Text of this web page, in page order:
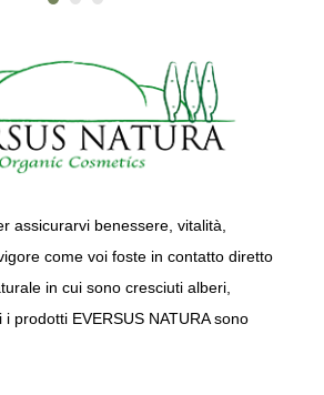
assicurarvi benessere, vitalità,
come voi foste in contatto diretto
in cui sono cresciuti alberi,
prodotti EVERSUS NATURA sono